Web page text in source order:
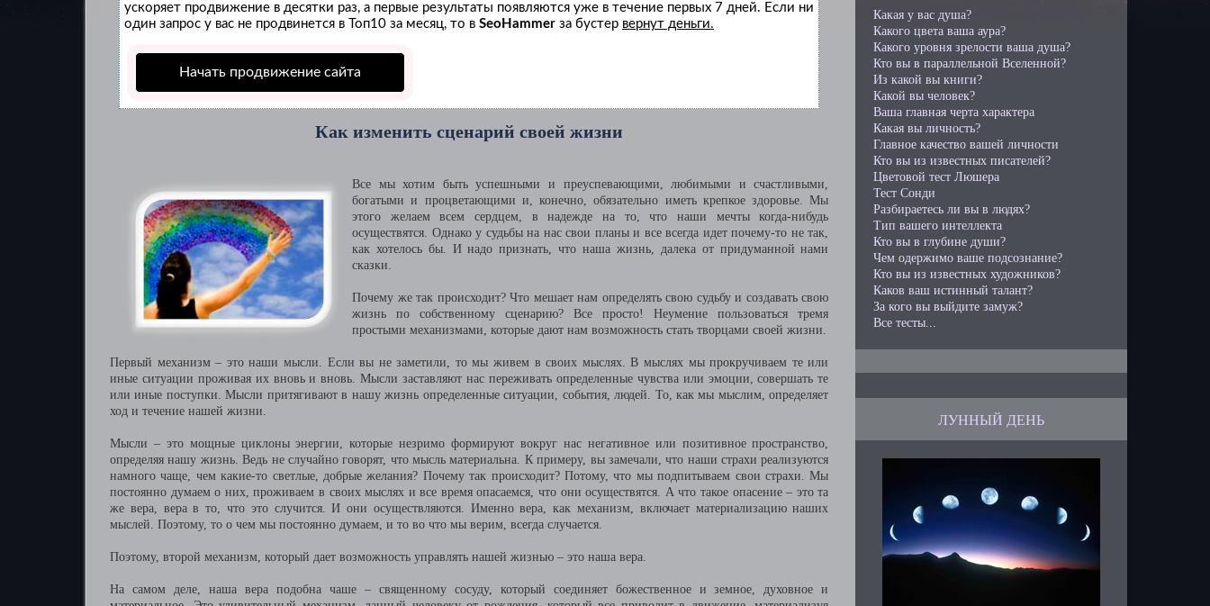
ускоряет продвижение в десятки раз, а первые результаты появляются уже в течение первых 7 дней. Если ни
один запрос у вас не продвинется в Топ10 за месяц, то в SeoHammer за бустер вернут деньги.
Начать продвижение сайта
Как изменить сценарий своей жизни
Все мы хотим быть успешными и преуспевающими, любимыми и счастливыми,
богатыми и процветающими и, конечно, обязательно иметь крепкое здоровье. Мы
этого желаем всем сердцем, в надежде на то, что наши мечты когда-нибудь
осуществятся. Однако у судьбы на нас свои планы и все всегда идет почему-то не так,
как хотелось бы. И надо признать, что наша жизнь, далека от придуманной нами
сказки.
Почему же так происходит? Что мешает нам определять свою судьбу и создавать свою
жизнь по собственному сценарию? Все просто! Неумение пользоваться тремя
простыми механизмами, которые дают нам возможность стать творцами своей жизни.
Первый механизм – это наши мысли. Если вы не заметили, то мы живем в своих мыслях. В мыслях мы прокручиваем те или
иные ситуации проживая их вновь и вновь. Мысли заставляют нас переживать определенные чувства или эмоции, совершать те
или иные поступки. Мысли притягивают в нашу жизнь определенные ситуации, события, людей. То, как мы мыслим, определяет
ход и течение нашей жизни.
Мысли – это мощные циклоны энергии, которые незримо формируют вокруг нас негативное или позитивное пространство,
определяя нашу жизнь. Ведь не случайно говорят, что мысль материальна. К примеру, вы замечали, что наши страхи реализуются
намного чаще, чем какие-то светлые, добрые желания? Почему так происходит? Потому, что мы подпитываем свои страхи. Мы
постоянно думаем о них, проживаем в своих мыслях и все время опасаемся, что они осуществятся. А что такое опасение – это та
же вера, вера в то, что это случится. И они осуществляются. Именно вера, как механизм, включает материализацию наших
мыслей. Поэтому, то о чем мы постоянно думаем, и то во что мы верим, всегда случается.
Поэтому, второй механизм, который дает возможность управлять нашей жизнью – это наша вера.
На самом деле, наша вера подобна чаше – священному сосуду, который соединяет божественное и земное, духовное и
Какая у вас душа?
Какого цвета ваша аура?
Какого уровня зрелости ваша душа?
Кто вы в параллельной Вселенной?
Из какой вы книги?
Какой вы человек?
Ваша главная черта характера
Какая вы личность?
Главное качество вашей личности
Кто вы из известных писателей?
Цветовой тест Люшера
Тест Сонди
Разбираетесь ли вы в людях?
Тип вашего интеллекта
Кто вы в глубине души?
Чем одержимо ваше подсознание?
Кто вы из известных художников?
Каков ваш истинный талант?
За кого вы выйдите замуж?
Все тесты...
ЛУННЫЙ ДЕНЬ